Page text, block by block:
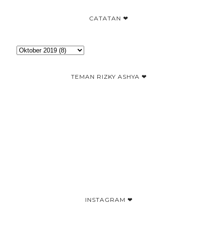
CATATAN ❤
TEMAN RIZKY ASHYA ❤
INSTAGRAM ❤